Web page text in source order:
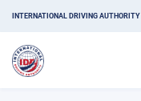
INTERNATIONAL DRIVING AUTHORITY